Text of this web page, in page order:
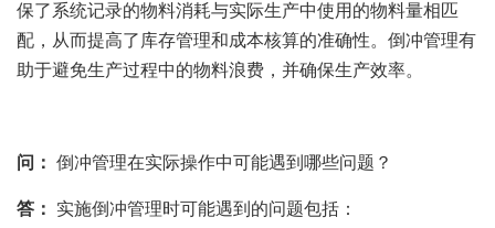
保了系统记录的物料消耗与实际生产中使用的物料量相匹
配，从而提高了库存管理和成本核算的准确性。倒冲管理有
助于避免生产过程中的物料浪费，并确保生产效率。
问： 倒冲管理在实际操作中可能遇到哪些问题？
答： 实施倒冲管理时可能遇到的问题包括：